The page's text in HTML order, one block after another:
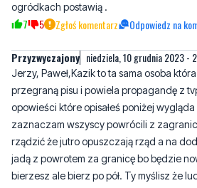
ogródkach postawią .
7 5 Zgłoś komentarz Odpowiedz na
Przyzwyczajony niedziela, 10 grudnia 2023 -
Jerzy, Paweł,Kazik to ta sama osoba
przegraną pisu i powiela propagandę z
opowieści które opisałeś poniżej
zaznaczam wszyscy powrócili z
rządzić że jutro opuszczają rząd a na
jadą z powrotem za granicę bo będzie
bierzesz ale bierz po pół. Ty myślisz że